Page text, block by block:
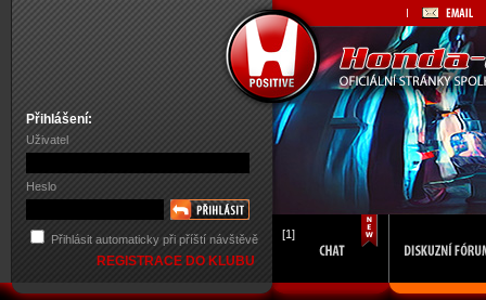
Přihlášení:
Uživatel
Heslo
Přihlásit automaticky při příští návštěvě
REGISTRACE DO KLUBU
[1]